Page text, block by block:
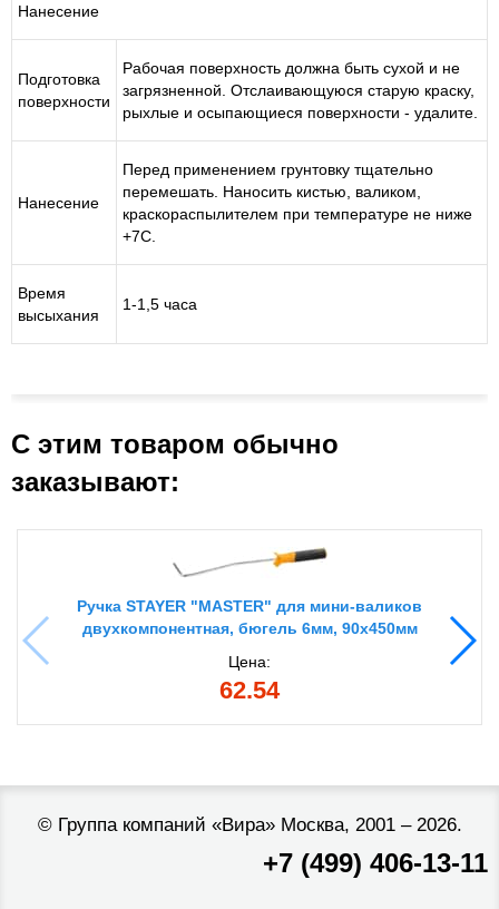
Нанесение
Подготовка
поверхности
Рабочая поверхность должна быть сухой и не
загрязненной. Отслаивающуюся старую краску,
рыхлые и осыпающиеся поверхности - удалите.
Нанесение
Перед применением грунтовку тщательно
перемешать. Наносить кистью, валиком,
краскораспылителем при температуре не ниже
+7С.
Время
высыхания
1-1,5 часа
С этим товаром обычно
заказывают:
Ручка STAYER "MASTER" для мини-валиков
двухкомпонентная, бюгель 6мм, 90х450мм
Цена:
62.54
© Группа компаний «Вира»Москва, 2001 – 2026.
+7 (499) 406-13-11